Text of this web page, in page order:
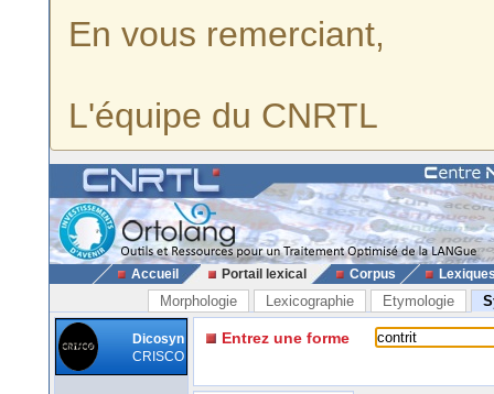
En vous remerciant,
L'équipe du CNRTL
Accueil Portail lexical Corpus
Morphologie Lexicographie Etymologie
Dicosyn
CRISCO
Entrez une forme